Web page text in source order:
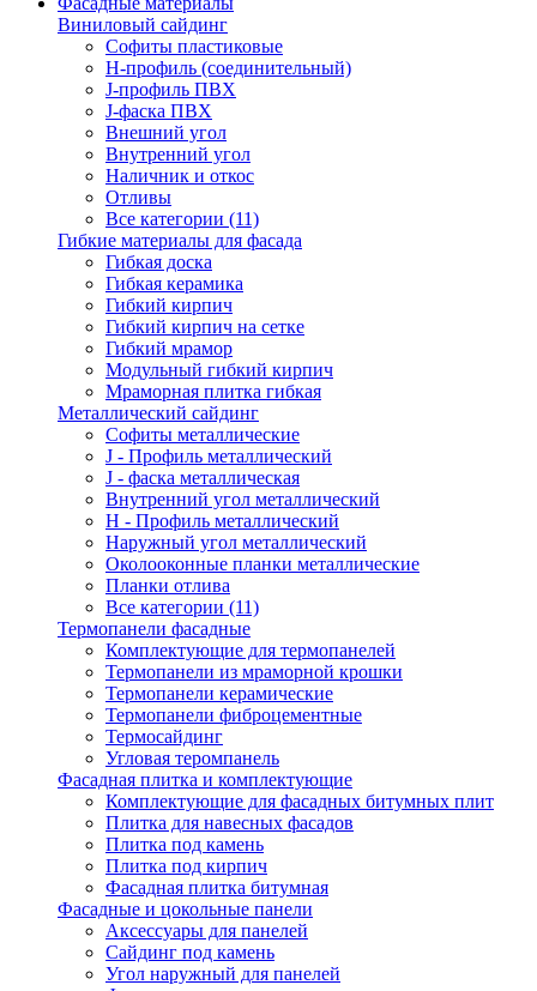
Виниловый сайдинг
Cофиты пластиковые
H-профиль (соединительный)
J-профиль ПВХ
J-фаска ПВХ
Внешний угол
Внутренний угол
Наличник и откос
Отливы
Все категории (11)
Гибкие материалы для фасада
Гибкая доска
Гибкая керамика
Гибкий кирпич
Гибкий кирпич на сетке
Гибкий мрамор
Модульный гибкий кирпич
Мраморная плитка гибкая
Металлический сайдинг
Cофиты металлические
J - Профиль металлический
J - фаска металлическая
Внутренний угол металлический
Н - Профиль металлический
Наружный угол металлический
Околооконные планки металлические
Планки отлива
Все категории (11)
Термопанели фасадные
Комплектующие для термопанелей
Термопанели из мраморной крошки
Термопанели керамические
Термопанели фиброцементные
Термосайдинг
Угловая теромпанель
Фасадная плитка и комплектующие
Комплектующие для фасадных битумных плит
Плитка для навесных фасадов
Плитка под камень
Плитка под кирпич
Фасадная плитка битумная
Фасадные и цокольные панели
Аксессуары для панелей
Сайдинг под камень
Угол наружный для панелей